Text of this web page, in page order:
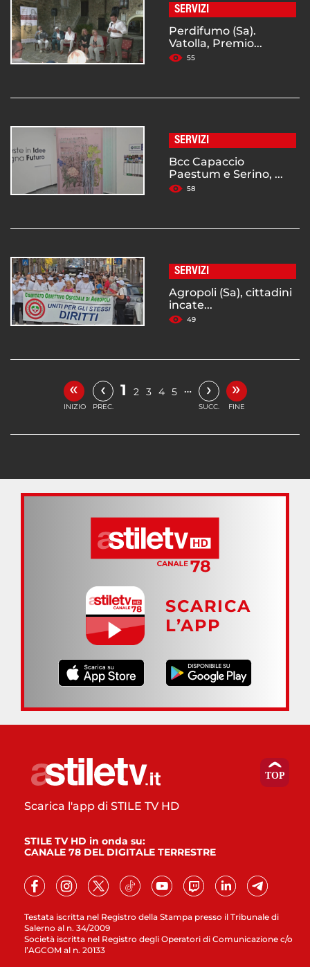
SERVIZI
Perdifumo (Sa).
Vatolla, Premio...
55
SERVIZI
Bcc Capaccio
Paestum e Serino, ...
58
SERVIZI
Agropoli (Sa), cittadini
incate...
49
«
INIZIO
‹
PREC.
1 2 3 4 5 … ›
SUCC.
»
FINE
SCARICA
L’APP
Testata iscritta nel Registro della Stampa presso il Tribunale di
Salerno al n. 34/2009
Società iscritta nel Registro degli Operatori di Comunicazione c/o
l’AGCOM al n. 20133
Scarica l'app di STILE TV HD
STILE TV HD in onda su:
CANALE 78 DEL DIGITALE TERRESTRE